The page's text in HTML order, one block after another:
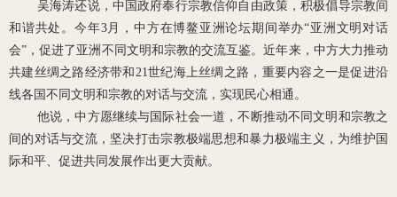
吴海涛还说，中国政府奉行宗教信仰自由政策，积极倡导宗教间
和谐共处。今年3月，中方在博鳌亚洲论坛期间举办“亚洲文明对话
会”，促进了亚洲不同文明和宗教的交流互鉴。近年来，中方大力推动
共建丝绸之路经济带和 21世纪海上丝绸之路，重要内容之一是促进沿
线各国不同文明和宗教的对话与交流，实现民心相通。
他说，中方愿继续与国际社会一道，不断推动不同文明和宗教之
间的对话与交流，坚决打击宗教极端思想和暴力极端主义，为维护国
际和平、促进共同发展作出更大贡献。